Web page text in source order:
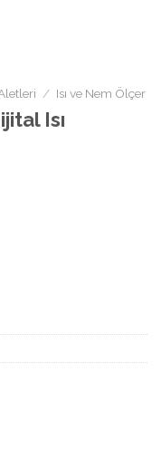
/ Isı ve Nem Ölçer
Isı